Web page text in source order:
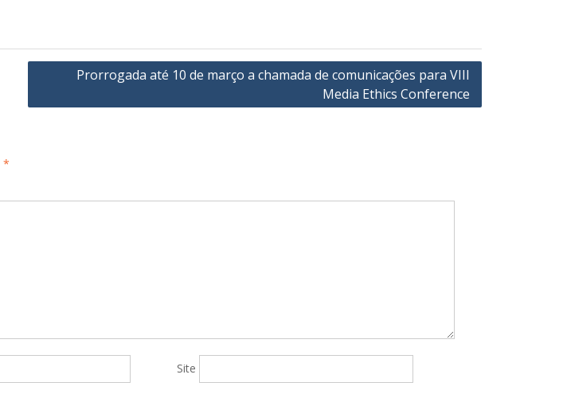
Prorrogada até 10 de março a chamada de comunicações para VIII
Media Ethics Conference
*
Site